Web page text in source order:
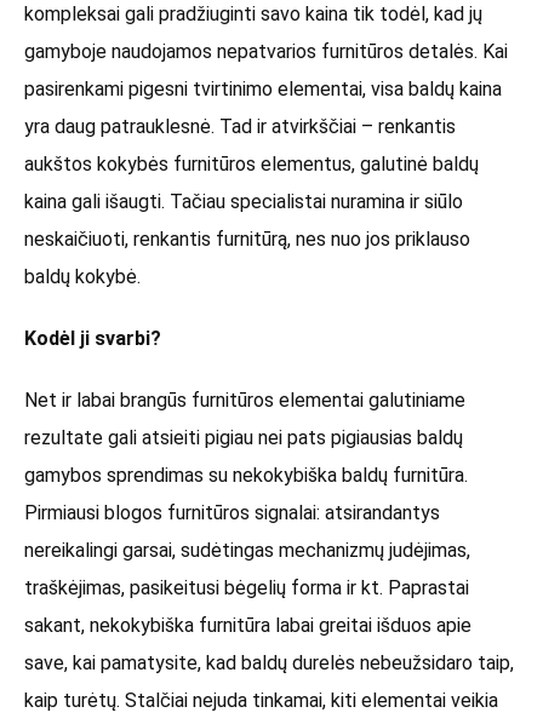
kompleksai gali pradžiuginti savo kaina tik todėl, kad jų
gamyboje naudojamos nepatvarios furnitūros detalės. Kai
pasirenkami pigesni tvirtinimo elementai, visa baldų kaina
yra daug patrauklesnė. Tad ir atvirkščiai – renkantis
aukštos kokybės furnitūros elementus, galutinė baldų
kaina gali išaugti. Tačiau specialistai nuramina ir siūlo
neskaičiuoti, renkantis furnitūrą, nes nuo jos priklauso
baldų kokybė.
Kodėl ji svarbi?
Net ir labai brangūs furnitūros elementai galutiniame
rezultate gali atsieiti pigiau nei pats pigiausias baldų
gamybos sprendimas su nekokybiška baldų furnitūra.
Pirmiausi blogos furnitūros signalai: atsirandantys
nereikalingi garsai, sudėtingas mechanizmų judėjimas,
traškėjimas, pasikeitusi bėgelių forma ir kt. Paprastai
sakant, nekokybiška furnitūra labai greitai išduos apie
save, kai pamatysite, kad baldų durelės nebeužsidaro taip,
kaip turėtų. Stalčiai nejuda tinkamai, kiti elementai veikia